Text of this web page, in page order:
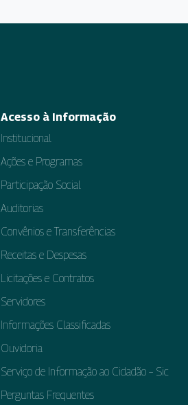
Acesso à Informação
Institucional
Ações e Programas
Participação Social
Auditorias
Convênios e Transferências
Receitas e Despesas
Licitações e Contratos
Servidores
Informações Classificadas
Ouvidoria
Serviço de Informação ao Cidadão – Sic
Perguntas Frequentes